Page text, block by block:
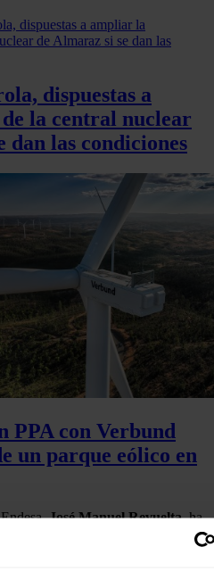
dispuestas a
la central nuclear
dan las condiciones
PPA con Verbund
un parque eólico en
José Manuel Revuelta,ha
que "la empresa líder en transición